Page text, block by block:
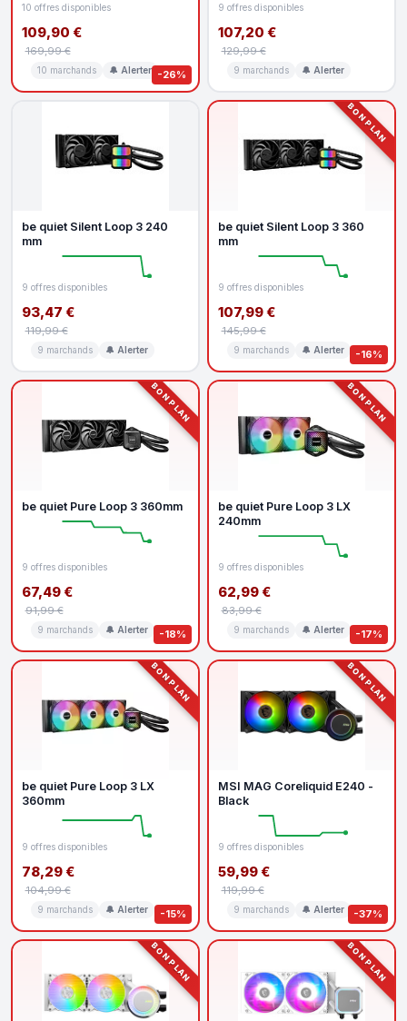
-26%
10 offres disponibles
109,90 €
169,99 €
10 marchands 🔔 Alerter
9 offres disponibles
107,20 €
129,99 €
9 marchands 🔔 Alerter
be quiet Silent Loop 3 240
mm
9 offres disponibles
93,47 €
119,99 €
9 marchands 🔔 Alerter
BON PLAN
-16%
be quiet Silent Loop 3 360
mm
9 offres disponibles
107,99 €
145,99 €
9 marchands 🔔 Alerter
BON PLAN
-18%
be quiet Pure Loop 3 360mm
9 offres disponibles
67,49 €
91,99 €
9 marchands 🔔 Alerter
BON PLAN
-17%
be quiet Pure Loop 3 LX
240mm
9 offres disponibles
62,99 €
83,99 €
9 marchands 🔔 Alerter
BON PLAN
-15%
be quiet Pure Loop 3 LX
360mm
9 offres disponibles
78,29 €
104,99 €
9 marchands 🔔 Alerter
BON PLAN
-37%
MSI MAG Coreliquid E240 -
Black
9 offres disponibles
59,99 €
119,99 €
9 marchands 🔔 Alerter
BON PLAN BON PLAN